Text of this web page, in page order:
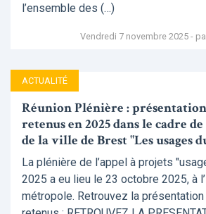
l’ensemble des (…)
Vendredi 7 novembre 2025 -
ACTUALITÉ
Réunion Plénière :
retenus en 2025 dans le cadre
de la ville de Brest "Les usages
La plénière de l’appel à projets
2025 a eu lieu le 23 octobre 2025, à
métropole. Retrouvez la